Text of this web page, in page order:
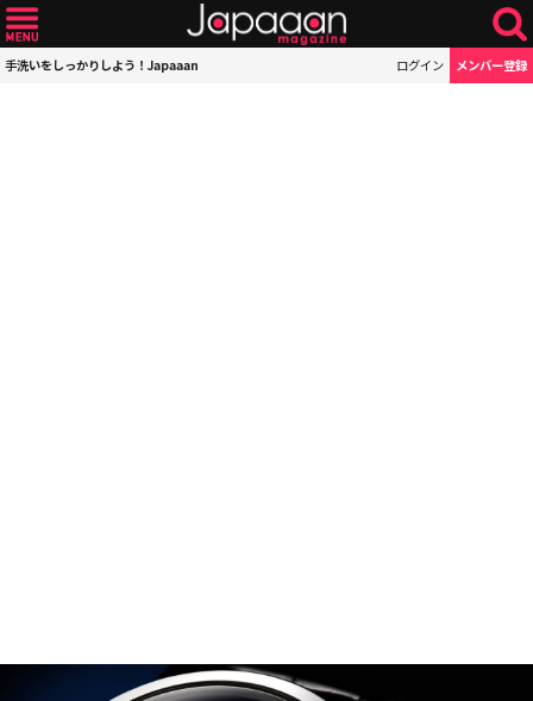
手洗いをしっかりしよう！Japaaan ログイン メンバー登録